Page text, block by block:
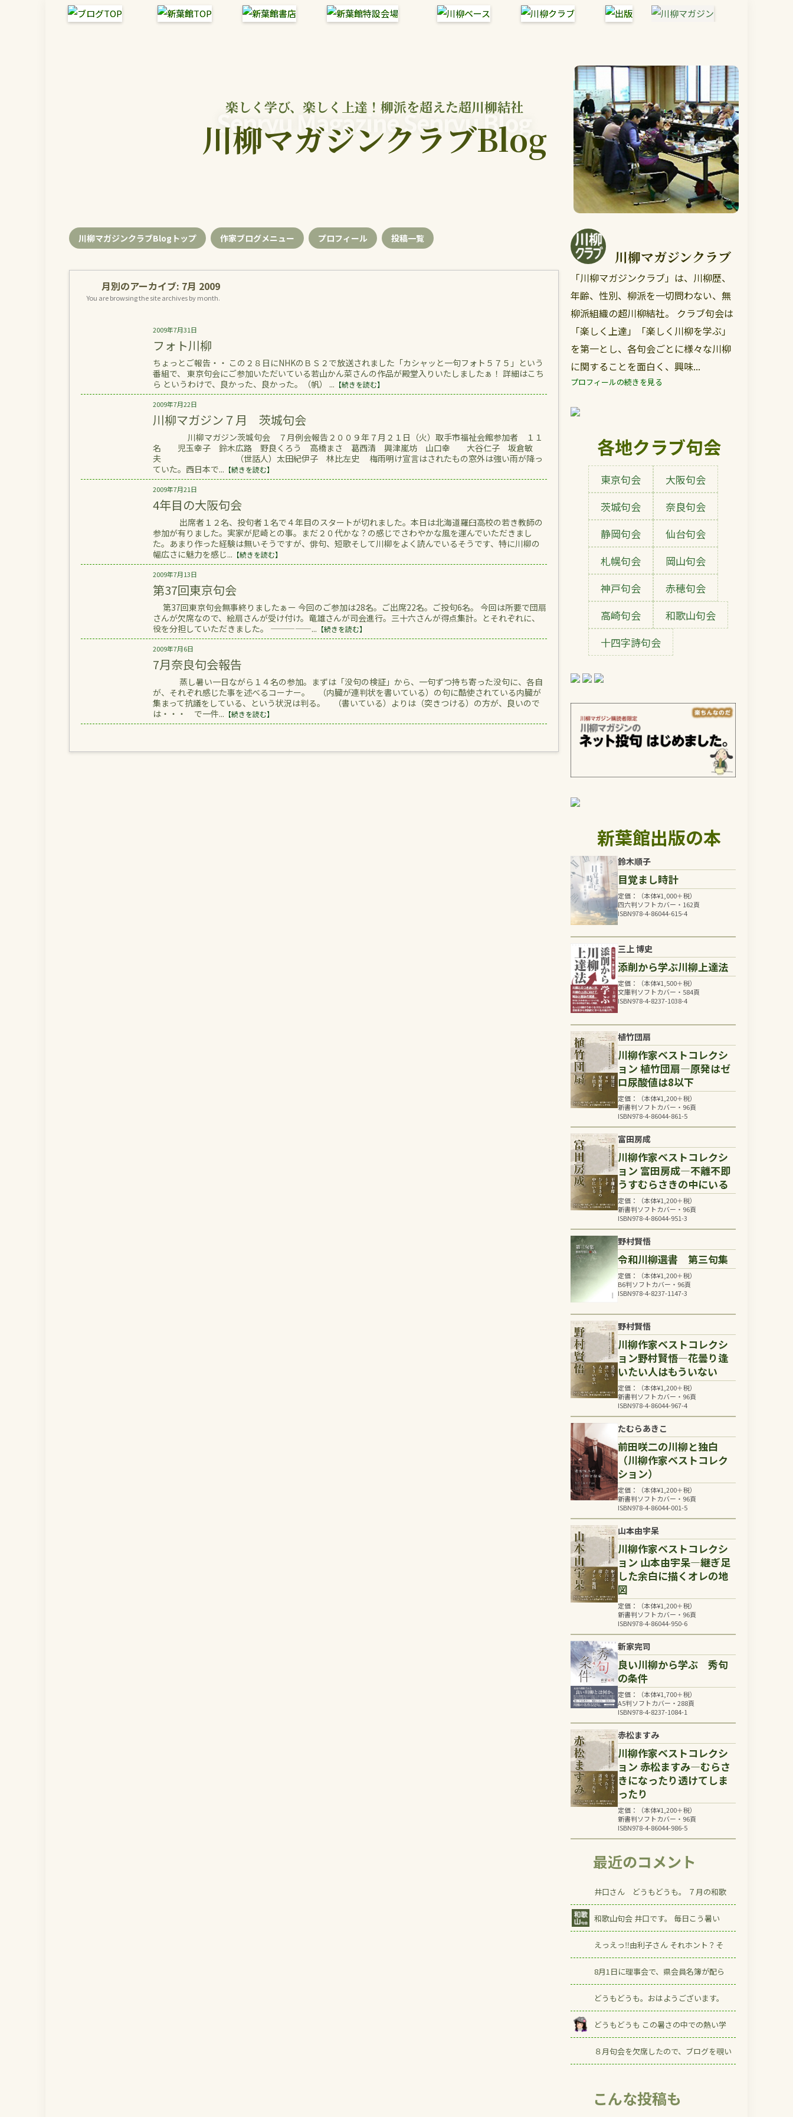
楽しく学び、楽しく上達！柳派を超えた超川柳結社
Senryu Magazine Senryu Blog
川柳マガジンクラブBlog
川柳マガジンクラブBlogトップ 作家ブログメニュー プロフィール 投稿一覧
月別のアーカイブ: 7月 2009
You are browsing the site archives by month.
2009年7月31日
フォト川柳
ちょっとご報告・・ この２８日にNHKのＢＳ２で放送されました「カシャッと一句フォト５７５」という
番組で、 東京句会にご参加いただいている若山かん菜さんの作品が殿堂入りいたしましたぁ！ 詳細はこち
ら というわけで、良かった、良かった。（帆） ... 【続きを読む】
2009年7月22日
川柳マガジン７月 茨城句会
川柳マガジン茨城句会 ７月例会報告２００９年７月２１日（火）取手市福祉会館参加者 １１
名 児玉幸子 鈴木広路 野良くろう 高橋まさ 葛西清 興津嵐坊 山口幸 大谷仁子 坂倉敏
夫 （世話人）太田紀伊子 林比左史 梅雨明け宣言はされたもの窓外は強い雨が降っ
ていた。西日本で... 【続きを読む】
2009年7月21日
4年目の大阪句会
出席者１２名、投句者１名で４年目のスタートが切れました。本日は北海道羅臼高校の若き教師の
参加が有りました。実家が尼崎との事。まだ２０代かな？の感じでさわやかな風を運んでいただきまし
た。あまり作った経験は無いそうですが、俳句、短歌そして川柳をよく読んでいるそうです、特に川柳の
幅広さに魅力を感じ... 【続きを読む】
2009年7月13日
第37回東京句会
第37回東京句会無事終りましたぁー 今回のご参加は28名。ご出席22名。ご投句6名。 今回は所要で団扇
さんが欠席なので、絵扇さんが受け付け。竜雄さんが司会進行。三十六さんが得点集計。とそれぞれに、
役を分担していただきました。 —————... 【続きを読む】
2009年7月6日
7月奈良句会報告
蒸し暑い一日ながら１４名の参加。まずは「没句の検証」から、一句ずつ持ち寄った没句に、各自
が、それぞれ感じた事を述べるコーナー。 （内臓が連判状を書いている）の句に酷使されている内臓が
集まって抗議をしている、という状況は判る。 （書いている）よりは（突きつける）の方が、良いので
は・・・ で一件... 【続きを読む】
川柳マガジンクラブ
「川柳マガジンクラブ」は、川柳歴、
年齢、性別、柳派を一切問わない、無
柳派組織の超川柳結社。 クラブ句会は
「楽しく上達」「楽しく川柳を学ぶ」
を第一とし、各句会ごとに様々な川柳
に関することを面白く、興味...
プロフィールの続きを見る
各地クラブ句会
東京句会
大阪句会
茨城句会
奈良句会
静岡句会
仙台句会
札幌句会
岡山句会
神戸句会
赤穂句会
高崎句会
和歌山句会
十四字詩句会
新葉館出版の本
鈴木順子
目覚まし時計
定価：（本体¥1,000＋税）
四六判ソフトカバー・162頁
ISBN978-4-86044-615-4
三上 博史
添削から学ぶ川柳上達法
定価：（本体¥1,500＋税）
文庫判ソフトカバー・584頁
ISBN978-4-8237-1038-4
植竹団扇
川柳作家ベストコレクシ
ョン 植竹団扇―原発はゼ
ロ尿酸値は8以下
定価：（本体¥1,200＋税）
新書判ソフトカバー・96頁
ISBN978-4-86044-861-5
富田房成
川柳作家ベストコレクシ
ョン 富田房成―不離不即
うすむらさきの中にいる
定価：（本体¥1,200＋税）
新書判ソフトカバー・96頁
ISBN978-4-86044-951-3
野村賢悟
令和川柳選書 第三句集
定価：（本体¥1,200＋税）
B6判ソフトカバー・96頁
ISBN978-4-8237-1147-3
野村賢悟
川柳作家ベストコレクシ
ョン野村賢悟―花曇り逢
いたい人はもういない
定価：（本体¥1,200＋税）
新書判ソフトカバー・96頁
ISBN978-4-86044-967-4
たむらあきこ
前田咲二の川柳と独白
（川柳作家ベストコレク
ション）
定価：（本体¥1,200＋税）
新書判ソフトカバー・96頁
ISBN978-4-86044-001-5
山本由宇呆
川柳作家ベストコレクシ
ョン 山本由宇呆―継ぎ足
した余白に描くオレの地
図
定価：（本体¥1,200＋税）
新書判ソフトカバー・96頁
ISBN978-4-86044-950-6
新家完司
良い川柳から学ぶ 秀句
の条件
定価：（本体¥1,700＋税）
A5判ソフトカバー・288頁
ISBN978-4-8237-1084-1
赤松ますみ
川柳作家ベストコレクシ
ョン 赤松ますみ―むらさ
きになったり透けてしま
ったり
定価：（本体¥1,200＋税）
新書判ソフトカバー・96頁
ISBN978-4-86044-986-5
最近のコメント
井口さん どうもどうも。 ７月の和歌
和歌山句会 井口です。 毎日こう暑い
えっえっ‼由利子さん それホント？そ
8月1日に理事会で、県会員名簿が配ら
どうもどうも。おはようございます。
どうもどうも この暑さの中での熱い学
８月句会を欠席したので、ブログを覗い
こんな投稿も